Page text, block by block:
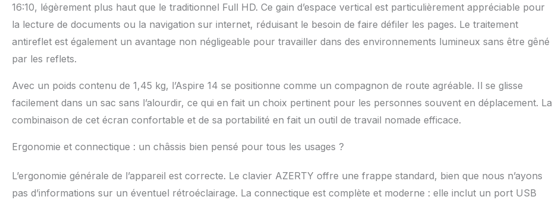
16:10, légèrement plus haut que le traditionnel Full HD. Ce gain d’espace vertical est particulièrement appréciable pour
la lecture de documents ou la navigation sur internet, réduisant le besoin de faire défiler les pages. Le traitement
antireflet est également un avantage non négligeable pour travailler dans des environnements lumineux sans être gêné
par les reflets.
Avec un poids contenu de 1,45 kg, l’Aspire 14 se positionne comme un compagnon de route agréable. Il se glisse
facilement dans un sac sans l’alourdir, ce qui en fait un choix pertinent pour les personnes souvent en déplacement. La
combinaison de cet écran confortable et de sa portabilité en fait un outil de travail nomade efficace.
Ergonomie et connectique : un châssis bien pensé pour tous les usages ?
L’ergonomie générale de l’appareil est correcte. Le clavier AZERTY offre une frappe standard, bien que nous n’ayons
pas d’informations sur un éventuel rétroéclairage. La connectique est complète et moderne : elle inclut un port USB